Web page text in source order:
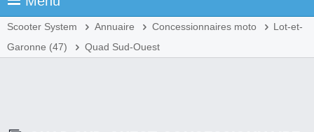
Scooter System Annuaire Concessionnaires moto
Lot-et-
Garonne (47)
Quad Sud-Ouest